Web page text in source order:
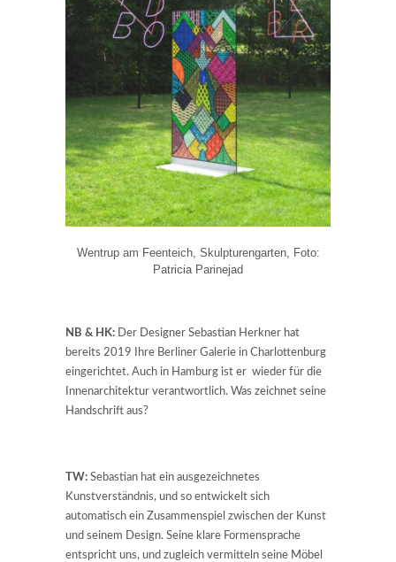
Wentrup am Feenteich, Skulpturengarten, Foto:
Patricia Parinejad
NB & HK: Der Designer Sebastian Herkner hat
bereits 2019 Ihre Berliner Galerie in Charlottenburg
eingerichtet. Auch in Hamburg ist er wieder für die
Innenarchitektur verantwortlich. Was zeichnet seine
Handschrift aus?
TW: Sebastian hat ein ausgezeichnetes
Kunstverständnis, und so entwickelt sich
automatisch ein Zusammenspiel zwischen der Kunst
und seinem Design. Seine klare Formensprache
entspricht uns, und zugleich vermitteln seine Möbel